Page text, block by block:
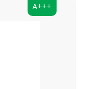
A+++